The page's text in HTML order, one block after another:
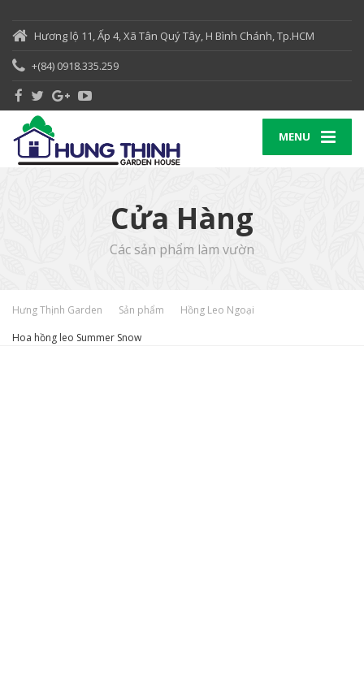
Hương lộ 11, Ấp 4, Xã Tân Quý Tây, H Bình Chánh, Tp.HCM
+(84) 0918.335.259
MENU
Cửa Hàng
Các sản phẩm làm vườn
Hưng Thịnh Garden Sản phẩm
Hồng Leo Ngoại
Hoa hồng leo Summer Snow